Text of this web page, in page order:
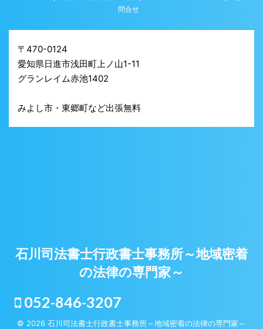
問合せ
〒470-0124
愛知県日進市浅田町上ノ山1-11
グランレイム赤池1402
みよし市・東郷町など出張無料
石川司法書士行政書士事務所～地域密着
の法律の専門家～
052-846-3207
© 2026 石川司法書士行政書士事務所～地域密着の法律の専門家～